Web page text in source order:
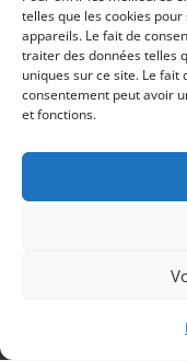
telles que les cookies
appareils. Le fait de
traiter des données telles
uniques sur ce site. Le
consentement peut avoir
et fonctions.
Vecteur de
L'instant Ki
Il parlent de